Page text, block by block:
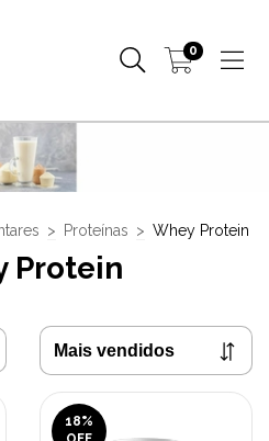
0
> Proteínas > Whey Protein
Protein
18%